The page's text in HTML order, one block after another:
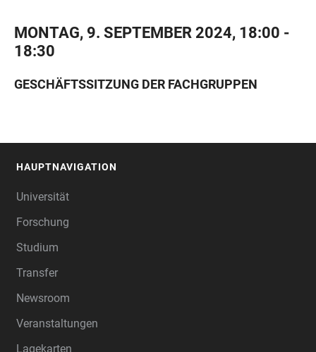
MONTAG, 9. SEPTEMBER 2024, 18:00 -
18:30
GESCHÄFTSSITZUNG DER FACHGRUPPEN
HAUPTNAVIGATION
Universität
Forschung
Studium
Transfer
Newsroom
Veranstaltungen
Lagekarten